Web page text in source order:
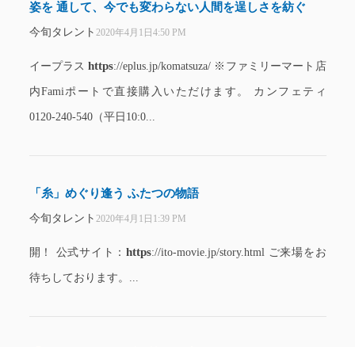
姿を 通して、今でも変わらない人間を逞しさを紡ぐ
今旬タレント 2020年4月1日4:50 PM
イープラスhttps://eplus.jp/komatsuza/ ※ファミリーマート店
内Famiポートで直接購入いただけます。 カンフェティ
0120-240-540（平日10:0...
「糸」めぐり逢う ふたつの物語
今旬タレント 2020年4月1日1:39 PM
開！ 公式サイト： https://ito-movie.jp/story.html ご来場をお
待ちしております。...